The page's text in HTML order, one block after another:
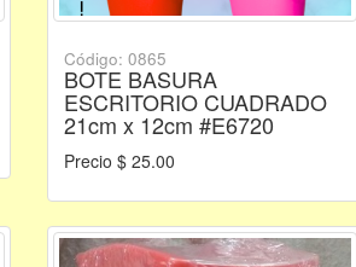
Código: 0865
BOTE BASURA
ESCRITORIO CUADRADO
21cm x 12cm #E6720
Precio $ 25.00